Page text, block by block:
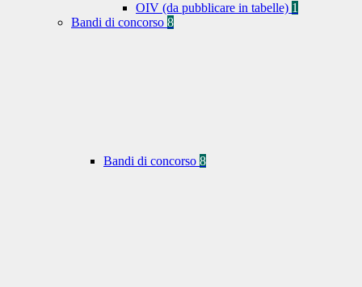
OIV (da pubblicare in tabelle) 1
Bandi di concorso 8
Bandi di concorso 8